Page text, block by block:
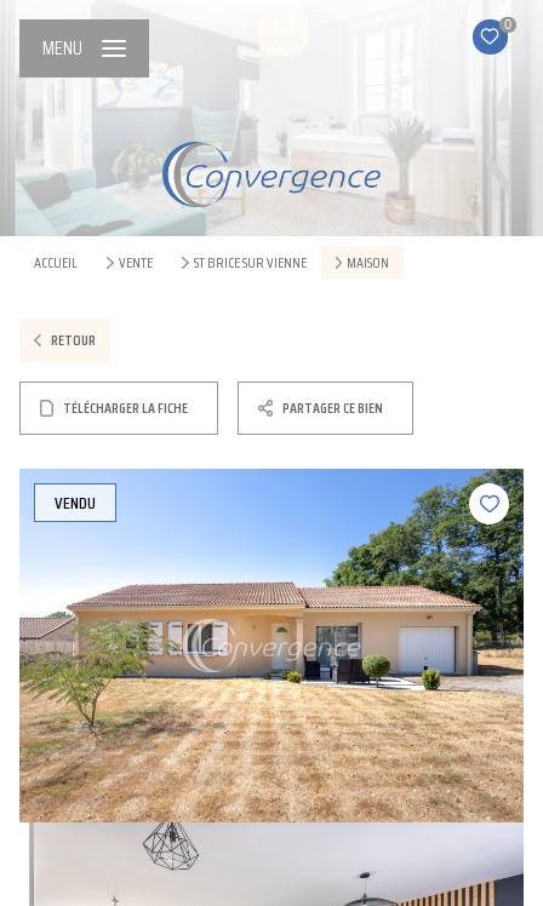
0
MENU
ACCUEIL VENTE ST BRICE SUR VIENNE MAISON
RETOUR
TÉLÉCHARGER LA FICHE PARTAGER CE BIEN
VENDU